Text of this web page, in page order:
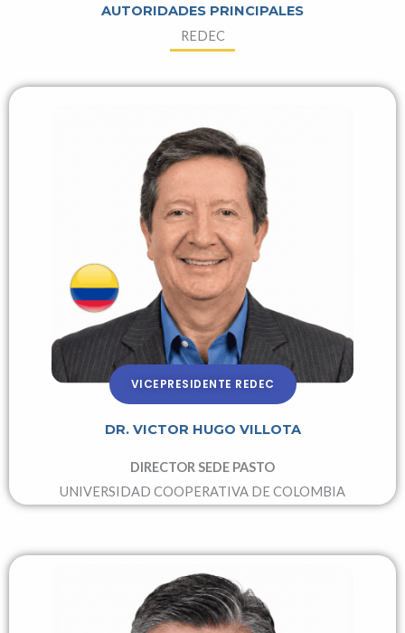
AUTORIDADES PRINCIPALES
REDEC
VICEPRESIDENTE REDEC
DR. VICTOR HUGO VILLOTA
DIRECTOR SEDE PASTO
UNIVERSIDAD COOPERATIVA DE COLOMBIA